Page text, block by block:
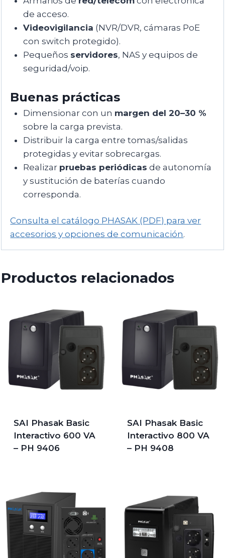
de acceso.
Videovigilancia (NVR/DVR, cámaras PoE
con switch protegido).
Pequeños servidores, NAS y equipos de
seguridad/voip.
Buenas prácticas
Dimensionar con un margen del 20–30 %
sobre la carga prevista.
Distribuir la carga entre tomas/salidas
protegidas y evitar sobrecargas.
Realizar pruebas periódicas de autonomía
y sustitución de baterías cuando
corresponda.
Consulta el catálogo PHASAK (PDF) para ver
accesorios y opciones de comunicación.
Productos relacionados
SAI Phasak Basic
Interactivo 600 VA
– PH 9406
SAI Phasak Basic
Interactivo 800 VA
– PH 9408